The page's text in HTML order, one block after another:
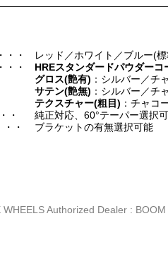
・・
・・
・
・
レッド／ホワイト／ブルー(
HREスタンダードパウダーコ
グロス(艶有) ：シルバー／チ
サテン(艶無) ：シルバー／チ
テクスチャー(粗目) ：チャコ
純正対応、60°テーパー選択
ブラケットの有無選択可能
WHEELS Authorized Dealer :